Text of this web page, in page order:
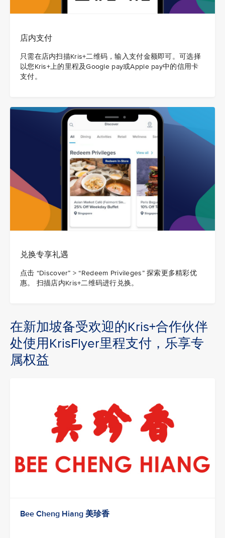
店内支付
只需在店内扫描Kris+二维码，输入支付金额即可。可选择
以您Kris+上的里程及Google pay或Apple pay中的信用卡
支付。
兑换专享礼遇
点击 “Discover” > “Redeem Privileges” 探索更多精彩优
惠。 扫描店内Kris+二维码进行兑换。
在新加坡备受欢迎的Kris+合作伙伴
处使用KrisFlyer里程支付，乐享专
属权益
Bee Cheng Hiang 美珍香